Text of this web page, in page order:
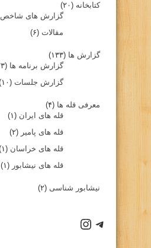
کتابخانه (۲۰)
گزارش های شاخص
مقالات (۶)
گزارش ها (۱۳۳)
گزارش برنامه ها (۱۲۳)
گزارش جلسات (۱۰)
معرفی قله ها (۴)
قله های ایران (۱)
قله های پامیر (۲)
قله های خراسان (۱)
قله های نیشابور (۱)
نیشابور شناسی (۲)
كانال تلگرام باشگاه
صفحه اينستاگرام باشگاه